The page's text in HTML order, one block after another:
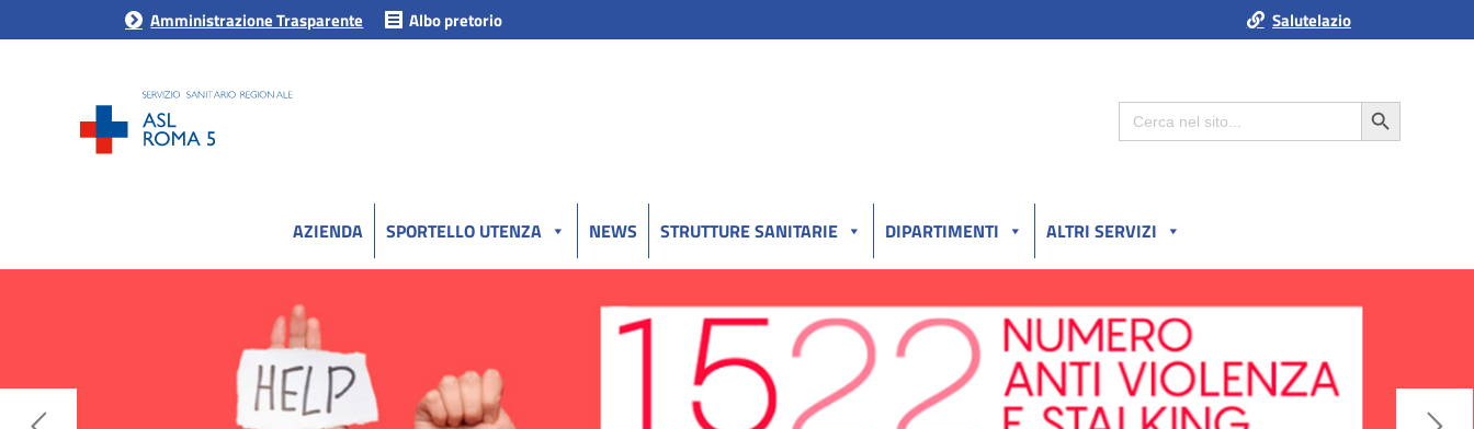
Amministrazione Trasparente Albo pretorio Salutelazio
Search
for:
Search Button
AZIENDA SPORTELLO UTENZA NEWS STRUTTURE SANITARIE DIPARTIMENTI ALTRI SERVIZI